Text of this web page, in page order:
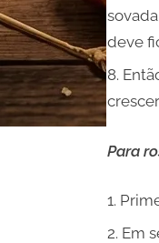
deve
Para
Em